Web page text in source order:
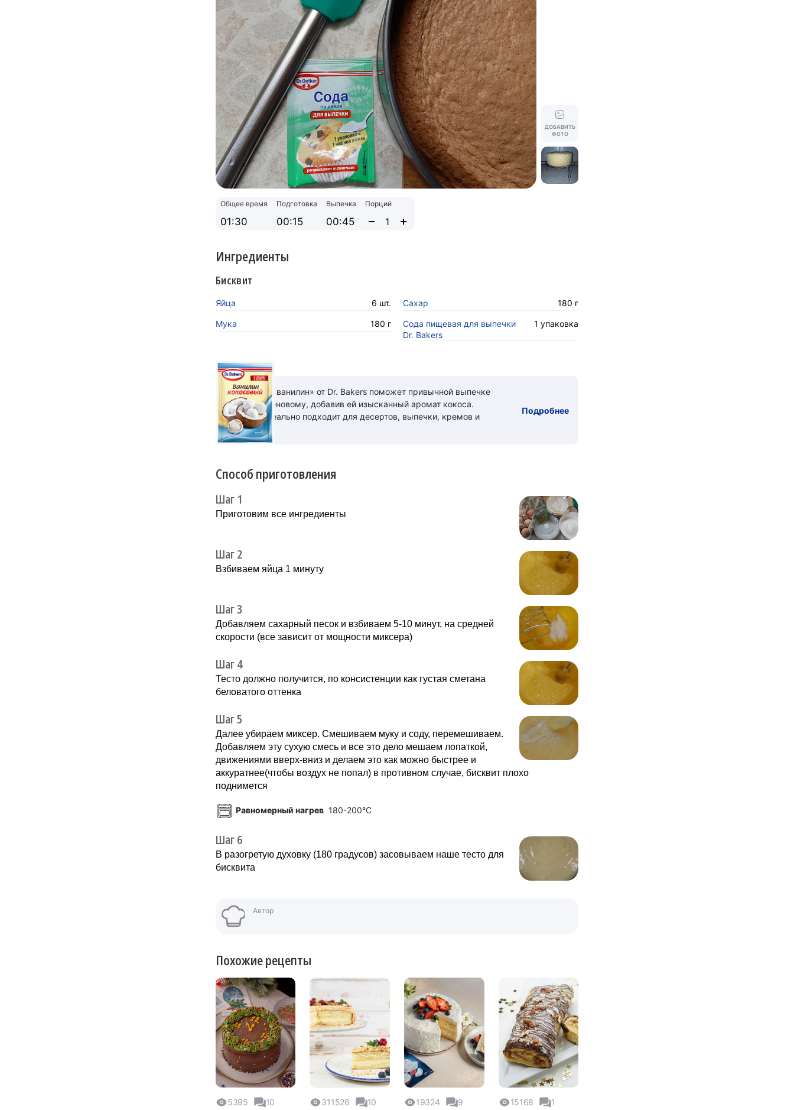
ДОБАВИТЬ
ФОТО
Общее время
01:30
Подготовка
00:15
Выпечка
00:45
Порций
Ингредиенты
Бисквит
Яйца 6 шт. Сахар 180 г
Мука 180 г
Сода пищевая для выпечки
Dr. Bakers
1 упаковка
«Кокосовый ванилин» от Dr. Bakers поможет привычной выпечке
заиграть по-новому, добавив ей изысканный аромат кокоса.
Новинка идеально подходит для десертов, выпечки, кремов и
напитков.
Подробнее
Способ приготовления
Шаг 1
Приготовим все ингредиенты
Шаг 2
Взбиваем яйца 1 минуту
Шаг 3
Добавляем сахарный песок и взбиваем 5-10 минут, на средней
скорости (все зависит от мощности миксера)
Шаг 4
Тесто должно получится, по консистенции как густая сметана
беловатого оттенка
Шаг 5
Далее убираем миксер. Смешиваем муку и соду, перемешиваем.
Добавляем эту сухую смесь и все это дело мешаем лопаткой,
движениями вверх-вниз и делаем это как можно быстрее и
аккуратнее(чтобы воздух не попал) в противном случае, бисквит плохо
поднимется
Равномерный нагрев180-200°C
Шаг 6
В разогретую духовку (180 градусов) засовываем наше тесто для
бисквита
Автор
Похожие рецепты
5395
10
311526
10
19324
9
15168
1